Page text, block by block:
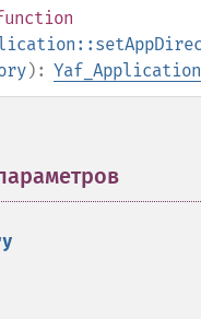
): Yaf_Application